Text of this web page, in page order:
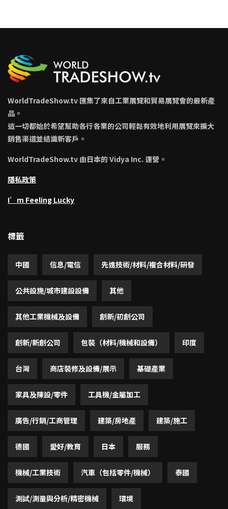
WorldTradeShow.tv 匯集了來自工業展覽和貿易展覽會的最新產
品。
這一切都始於希望幫助各行各業的公司輕鬆有效地利用展覽來擴大
銷售渠道並結識新客戶。
WorldTradeShow.tv 由日本的 Vidya Inc. 運營。
隱私政策
I’m Feeling Lucky
標籤
中國 信息/電信 先進技術/材料/複合材料/研發
公共設施/城市建設設備 其他
其他工業機械及設備 創新/初創公司
創新/新創公司 包裝（材料/機械和設備） 印度
台灣 商店裝修及設備/展示 基礎產業
家具及陳設/零件 工具機/金屬加工
廣告/行銷/工商管理 建築/房地產 建築/施工
德國 愛好/教育 日本 服務
機械/工業技術 汽車（包括零件/機械） 泰國
測試/測量與分析/精密機械 環境